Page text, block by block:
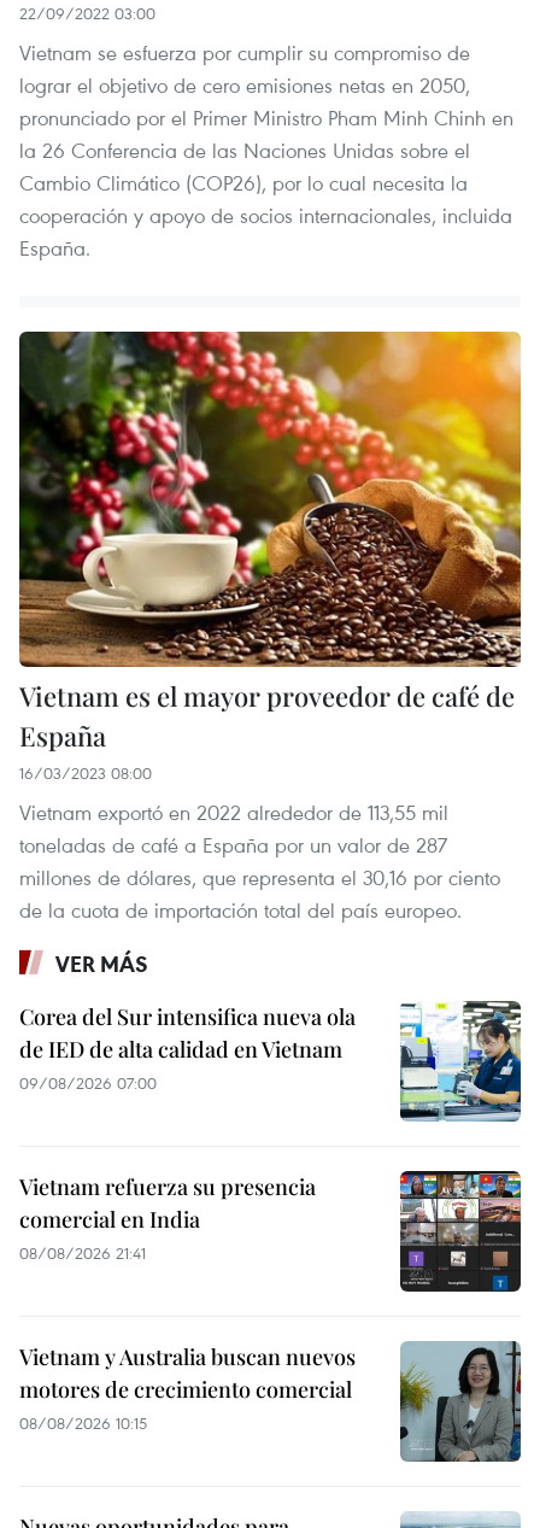
22/09/2022 03:00
Vietnam se esfuerza por cumplir su compromiso de
lograr el objetivo de cero emisiones netas en 2050,
pronunciado por el Primer Ministro Pham Minh Chinh en
la 26 Conferencia de las Naciones Unidas sobre el
Cambio Climático (COP26), por lo cual necesita la
cooperación y apoyo de socios internacionales, incluida
España.
Vietnam es el mayor proveedor de café de
España
16/03/2023 08:00
Vietnam exportó en 2022 alrededor de 113,55 mil
toneladas de café a España por un valor de 287
millones de dólares, que representa el 30,16 por ciento
de la cuota de importación total del país europeo.
VER MÁS
Corea del Sur intensifica nueva ola
de IED de alta calidad en Vietnam
09/08/2026 07:00
Vietnam refuerza su presencia
comercial en India
08/08/2026 21:41
Vietnam y Australia buscan nuevos
motores de crecimiento comercial
08/08/2026 10:15